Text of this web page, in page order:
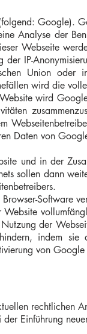
Google).
Analyse der
Webseite
IP-
Union oder
wird die
wird
Daten von
und in der
sollen dann
Software
der
indem sie
von
rechtlichen
Einführung